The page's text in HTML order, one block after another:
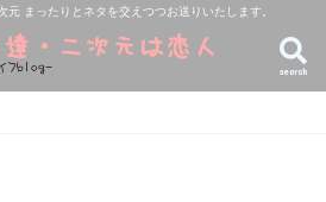
元 まったりとネタを交えつつお送りいたします。
search